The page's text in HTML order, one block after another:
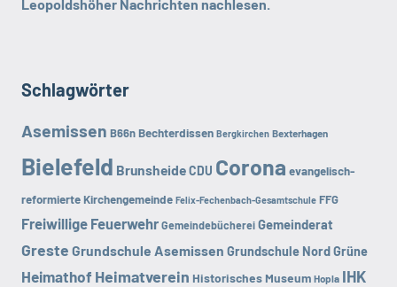
Leopoldshöher Nachrichten nachlesen.
Schlagwörter
Asemissen B66nBechterdissen Bergkirchen Bexterhagen
Bielefeld BrunsheideCDU Corona evangelisch-
reformierte Kirchengemeinde Felix-Fechenbach-Gesamtschule FFG
Freiwillige Feuerwehr Gemeindebücherei Gemeinderat
Greste Grundschule Asemissen Grundschule NordGrüne
Heimathof Heimatverein Historisches Museum Hopla IHK